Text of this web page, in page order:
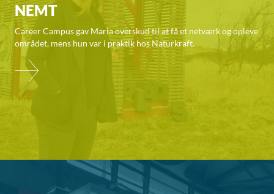
NEMT
Career Campus gav Maria overskud til at få et netværk og opleve
området, mens hun var i praktik hos Naturkraft.